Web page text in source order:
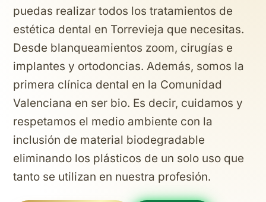
puedas realizar todos los tratamientos de
estética dental en Torrevieja que necesitas.
Desde blanqueamientos zoom, cirugías e
implantes y ortodoncias. Además, somos la
primera clínica dental en la Comunidad
Valenciana en ser bio. Es decir, cuidamos y
respetamos el medio ambiente con la
inclusión de material biodegradable
eliminando los plásticos de un solo uso que
tanto se utilizan en nuestra profesión.